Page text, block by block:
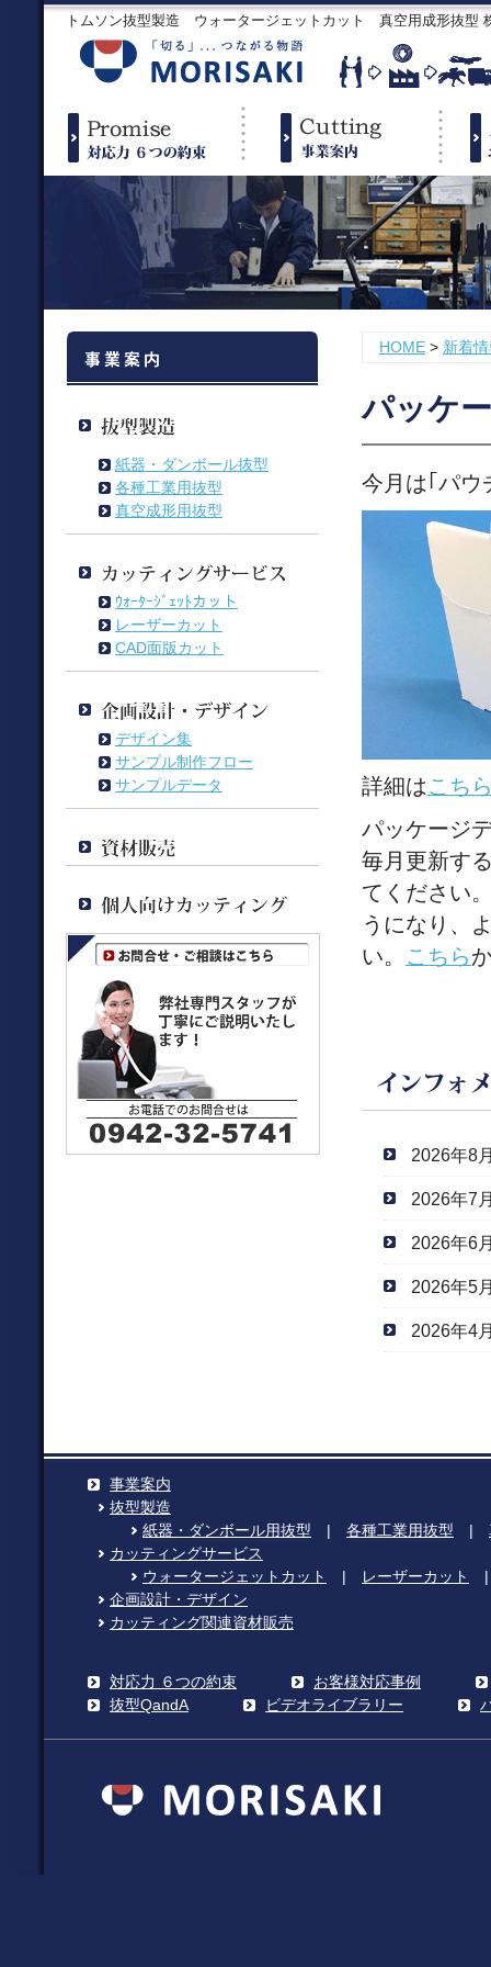
トムソン抜型製造 ウォータージェットカット 真空用成形抜
紙器・ダンボール抜型
各種工業用抜型
真空成形用抜型
ｳｫｰﾀｰｼﾞｪｯﾄカット
レーザーカット
CAD面版カット
デザイン集
サンプル制作フロー
サンプルデータ
HOME > 新着
パッケ
今月は｢パウ
詳細はこち
パッケージ
毎月更新す
てください
うになり、
い。 こちら
2026年8
2026年7
2026年6
2026年5
2026年4
事業案内
抜型製造
紙器・ダンボール用抜型 | 各種工業用抜型 |
カッティングサービス
ウォータージェットカット
| レーザーカット
企画設計・デザイン
カッティング関連資材販売
対応力 ６つの約束
お客様対応事例
抜型QandA
ビデオライブラリー